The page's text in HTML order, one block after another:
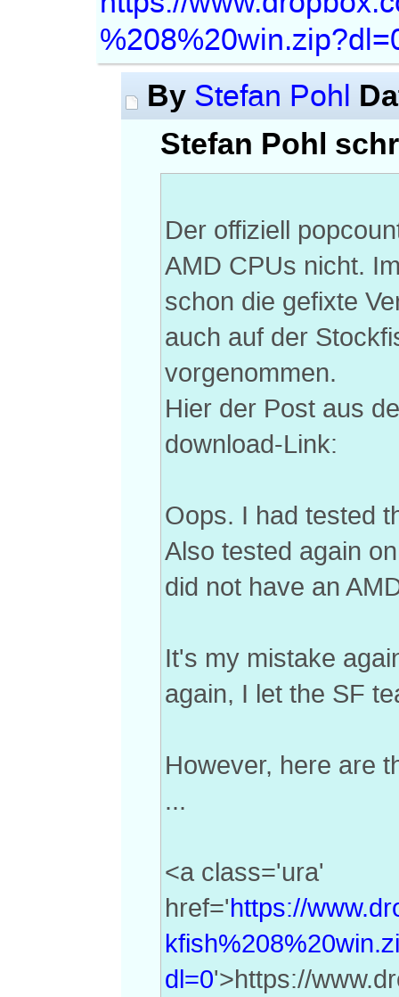
By Stefan Pohl
Stefan Pohl
Der offiziell
AMD CPUs nicht.
schon die gefixte
auch auf der
vorgenommen.
Hier der Post aus
download-Link:
Oops. I had tested
Also tested again
did not have an
It's my mistake
again, I let the SF
However, here are
...
<a class='ura'
href='https://
dl=0'>https://